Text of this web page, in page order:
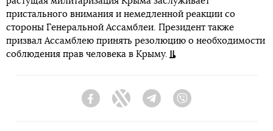
пристального внимания и немедленной реакции со
стороны Генеральной Ассамблеи. Президент также
призвал Ассамблею принять резолюцию о необходимости
соблюдения прав человека в Крыму.
FacebookTwitter Telegram